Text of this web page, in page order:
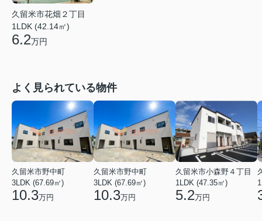
久留米市花畑２丁目
1LDK (42.14㎡)
6.2万円
よく見られている物件
久留米市野中町
3LDK (67.69㎡)
10.3万円
久留米市野中町
3LDK (67.69㎡)
10.3万円
久留米市小森野４丁目
1LDK (47.35㎡)
5.2万円